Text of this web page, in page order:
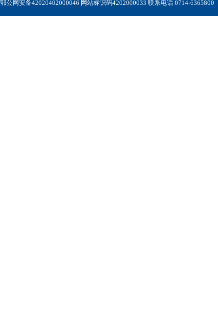
鄂公网安备42020402000046 网站标识码4202000033 联系电话 0714-6365800